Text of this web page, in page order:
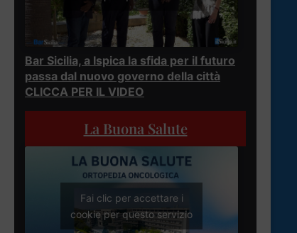
Bar Sicilia, a Ispica la sfida per il futuro
passa dal nuovo governo della città
CLICCA PER IL VIDEO
La Buona Salute
Fai clic per accettare i
cookie per questo servizio